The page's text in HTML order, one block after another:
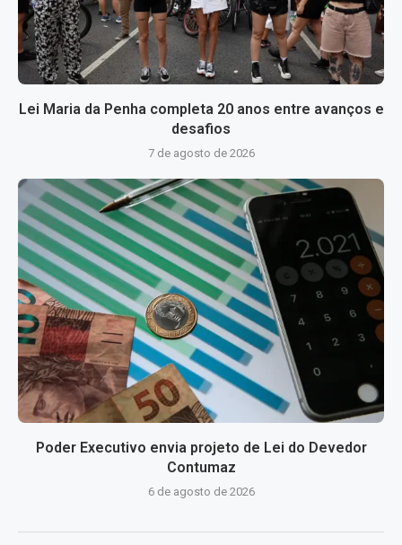
Lei Maria da Penha completa 20 anos entre avanços e
desafios
7 de agosto de 2026
Poder Executivo envia projeto de Lei do Devedor
Contumaz
6 de agosto de 2026